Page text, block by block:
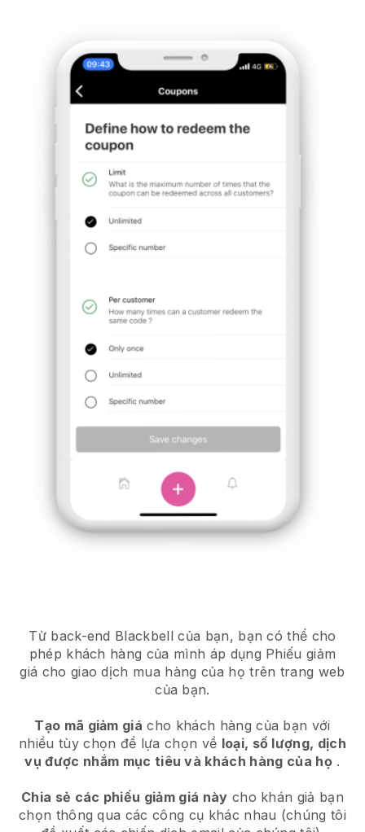
Từ back-end Blackbell của bạn, bạn có thể cho
phép khách hàng của mình áp dụng Phiếu giảm
giá cho giao dịch mua hàng của họ trên trang web
của bạn.
Tạo mã giảm giá cho khách hàng của bạn với
nhiều tùy chọn để lựa chọn về loại, số lượng, dịch
vụ được nhắm mục tiêu và khách hàng của họ.
Chia sẻ các phiếu giảm giá này cho khán giả bạn
chọn thông qua các công cụ khác nhau (chúng tôi